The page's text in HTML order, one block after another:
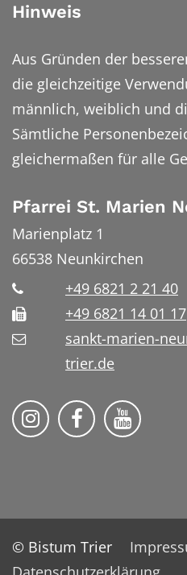
Hinweis
Aus Gründen der
die gleichzeitige
männlich, weiblich und
Sämtliche
gleichermaßen für alle
Pfarrei St. Marien
Marienplatz 1
66538 Neunkirchen
+49 6821 2 21 40
+49 6821 14 01 17
sankt-marien-
trier.de
Bistum Trier auf
Die Pfarrei
Die
© Bistum Trier